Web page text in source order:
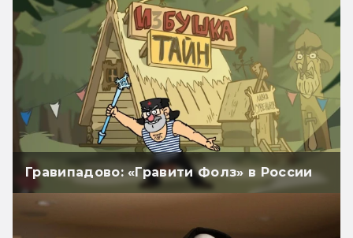
Гравипадово: «Гравити Фолз» в России